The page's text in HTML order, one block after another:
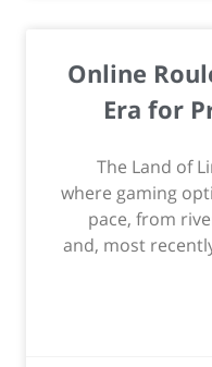
Online
Era for
The Land of
where gaming
pace, from
and, most